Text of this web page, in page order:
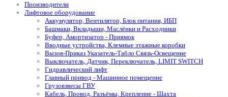
Производители
Лифтовое оборудование
Аккумулятор, Вентилятор, Блок питания, ИБП
Башмаки, Вкладыши, Маслёнки и Расходники
Буфер, Амортизатор - Приямок
Вводные устройства, Клемные этажные коробки
Вызов-Приказ Указатель-Табло Связь-Освещение
Выключатель, Датчик, Переключатель, LIMIT SWITCH
Гидравлический лифт
Главный привод - Машинное помещение
Грузовзвесы ГВУ
Кабель, Провод, Разъёмы, Крепление - Шахта